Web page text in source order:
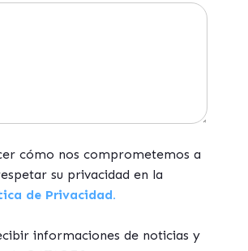
cómo nos comprometemos a
su privacidad en la
de Privacidad.
informaciones de noticias y